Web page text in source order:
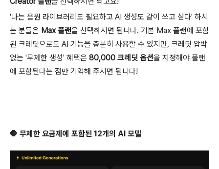
'나는 음원 라이브러리도 필요하고 AI 생성도 같이 쓰고 싶다' 하시
는 분들은 Max 플랜을 선택하시면 됩니다. 기본 Max 플랜에 포함
된 크레딧으로도 AI 기능을 충분히 사용할 수 있지만, 크레딧 압박
없는 '무제한 생성' 혜택은 80,000 크레딧 옵션을 지정해야 플랜
에 포함된다는 점만 기억해 주시면 됩니다!
🛑 무제한 요금제에 포함된 12개의 AI 모델